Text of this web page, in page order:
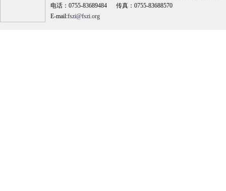
电话：0755-83689484 传真：0755-83688570
E-mail:fszi@fszi.org